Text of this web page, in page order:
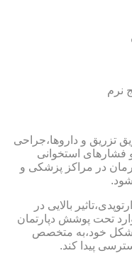
نرم
تزریق و داروها،جراحی
فشارهای استخوانی
در مراکز پزشکی و
بالایی در
تحت پوشش دپارتمان
مشکل خود،به متخصص
پیدا کند.